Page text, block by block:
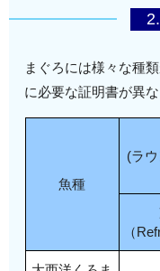
2.
まぐろには様々な種
に必要な証明書が異な
魚種
(ラ
（